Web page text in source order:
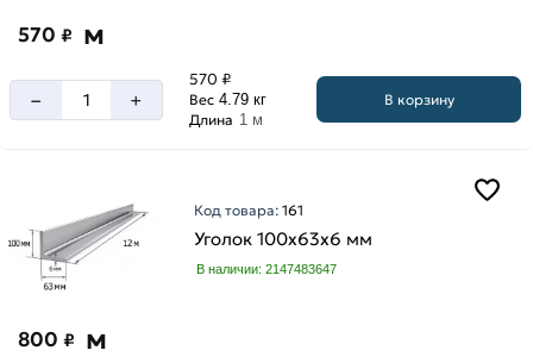
мм
25
40
мм
мм
570 ₽ м
– +
570 ₽
Вес 4.79 кг
Длина 1 м
В корзину
Код товара:161
Уголок 100х63х6 мм
В наличии: 2147483647
800 ₽ м